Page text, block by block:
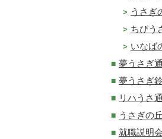
うさぎ
ちびう
いなば
夢うさぎ
夢うさぎ
リハうさ
うさぎの
就職説明